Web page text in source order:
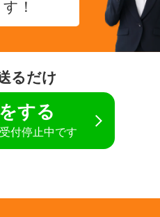
！
るだけ
する
付停止中です